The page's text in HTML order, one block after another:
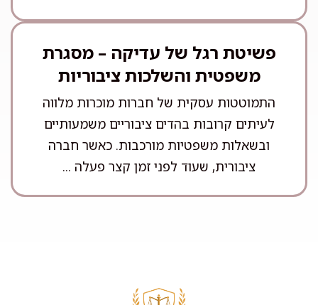
פשיטת רגל של עדיקה – מסגרת
משפטית והשלכות ציבוריות
התמוטטות עסקית של חברות מוכרות מלווה
לעיתים קרובות בהדים ציבוריים משמעותיים
ובשאלות משפטיות מורכבות. כאשר חברה
ציבורית, שעוד לפני זמן קצר פעלה ...